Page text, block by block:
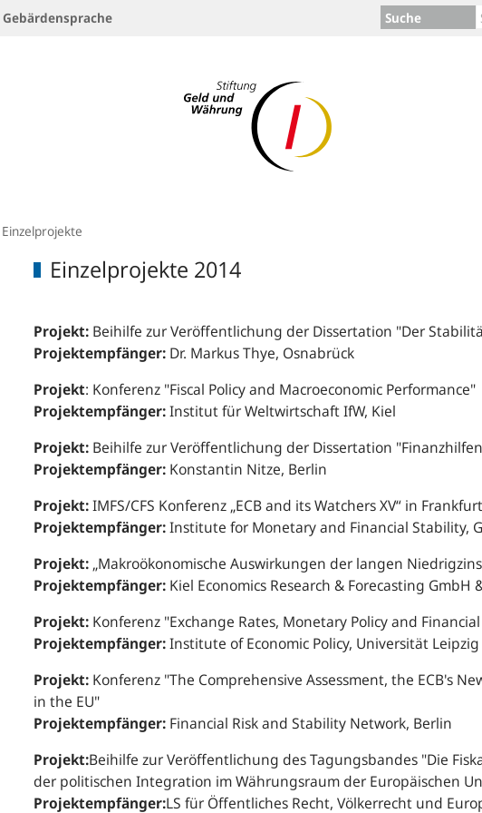
Gebärdensprache Suche
Einzelprojekte
Einzelprojekte 2014
Projekt: Beihilfe zur Veröffentlichung der Dissertation "Der
Projektempfänger: Dr. Markus Thye, Osnabrück
Projekt: Konferenz "Fiscal Policy and Macroeconomic Performance"
Projektempfänger:Institut für Weltwirtschaft IfW, Kiel
Projekt: Beihilfe zur Veröffentlichung der Dissertation
Projektempfänger: Konstantin Nitze, Berlin
Projekt:IMFS/CFS Konferenz „ECB and its Watchers XV“ in Frankfurt
Projektempfänger:Institute for Monetary and Financial Stability,
Projekt: „Makroökonomische Auswirkungen der langen
Projektempfänger: Kiel Economics Research & Forecasting GmbH
Projekt: Konferenz "Exchange Rates, Monetary Policy and
Projektempfänger:Institute of Economic Policy, Universität Leipzig
Projekt: Konferenz "The Comprehensive Assessment, the ECB's
in the EU"
Projektempfänger: Financial Risk and Stability Network, Berlin
Projekt:Beihilfe zur Veröffentlichung des Tagungsbandes "Die
der politischen Integration im Währungsraum der Europäischen
Projektempfänger:LS für Öffentliches Recht, Völkerrecht und